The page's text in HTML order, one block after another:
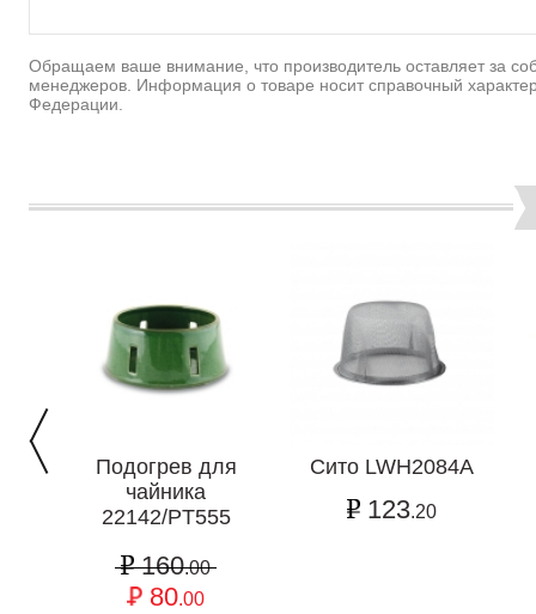
Обращаем ваше внимание, что производитель оставляет за
менеджеров. Информация о товаре носит справочный
Федерации.
Подогрев для
чайника
22142/PT555
160.00
80.00
Сито LWH2084A
123.20